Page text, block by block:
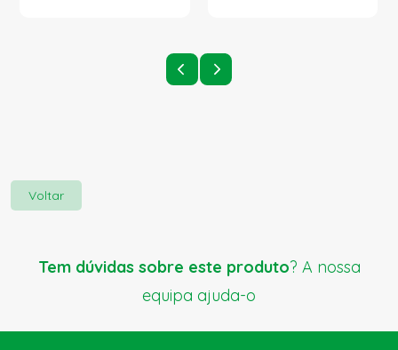
Voltar
Tem dúvidas sobre este produto? A nossa
equipa ajuda-o